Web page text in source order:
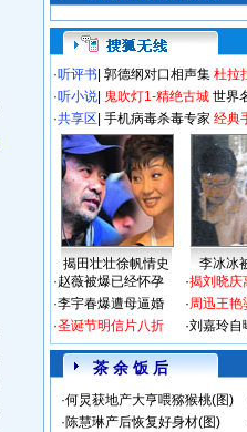
·听评书 郭德纲对口相声集 杜拉
·听小说 鬼吹灯1-精绝古城 世界
·共享区 手机病毒杀毒专家 经典
揭田壮壮徐帆情史 李冰冰
·赵薇被爆已经怀孕
·李宇春爆遭母逼婚
·圣诞节明信片八折
·揭刘晓庆
·周迅王艳
·刘嘉玲自
茶 余 饭 后
·何炅获地产大亨喂猕猴桃(图)
·陈慧琳产后恢复好身材(图)